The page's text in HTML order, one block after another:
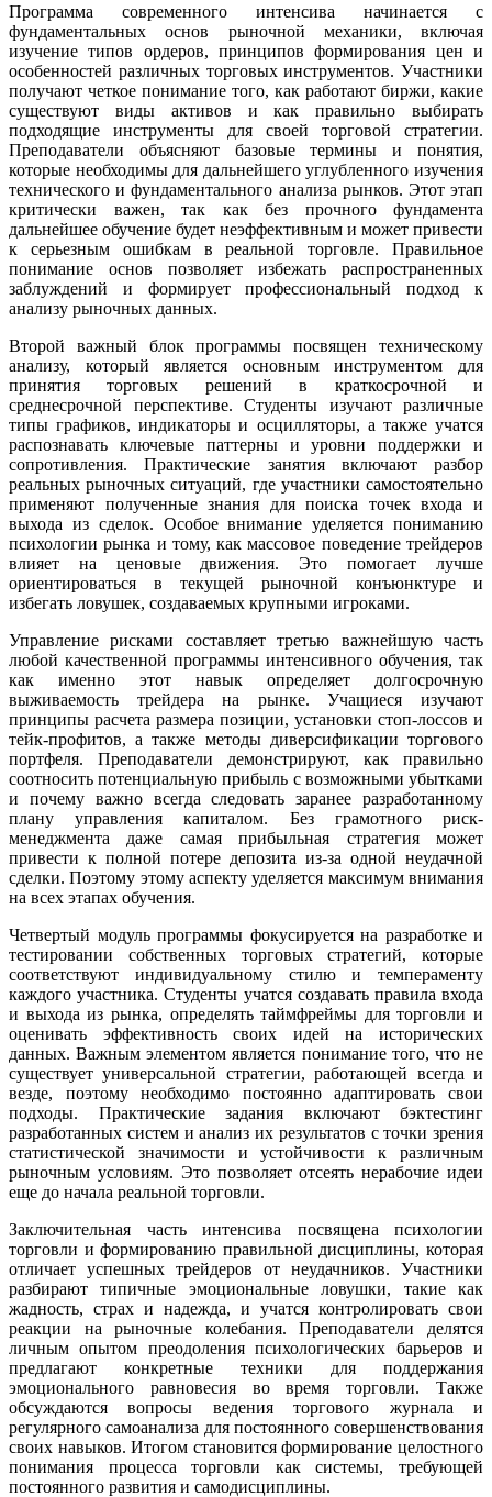
Программа современного интенсива начинается с
фундаментальных основ рыночной механики, включая
изучение типов ордеров, принципов формирования цен и
особенностей различных торговых инструментов. Участники
получают четкое понимание того, как работают биржи, какие
существуют виды активов и как правильно выбирать
подходящие инструменты для своей торговой стратегии.
Преподаватели объясняют базовые термины и понятия,
которые необходимы для дальнейшего углубленного изучения
технического и фундаментального анализа рынков. Этот этап
критически важен, так как без прочного фундамента
дальнейшее обучение будет неэффективным и может привести
к серьезным ошибкам в реальной торговле. Правильное
понимание основ позволяет избежать распространенных
заблуждений и формирует профессиональный подход к
анализу рыночных данных.
Второй важный блок программы посвящен техническому
анализу, который является основным инструментом для
принятия торговых решений в краткосрочной и
среднесрочной перспективе. Студенты изучают различные
типы графиков, индикаторы и осцилляторы, а также учатся
распознавать ключевые паттерны и уровни поддержки и
сопротивления. Практические занятия включают разбор
реальных рыночных ситуаций, где участники самостоятельно
применяют полученные знания для поиска точек входа и
выхода из сделок. Особое внимание уделяется пониманию
психологии рынка и тому, как массовое поведение трейдеров
влияет на ценовые движения. Это помогает лучше
ориентироваться в текущей рыночной конъюнктуре и
избегать ловушек, создаваемых крупными игроками.
Управление рисками составляет третью важнейшую часть
любой качественной программы интенсивного обучения, так
как именно этот навык определяет долгосрочную
выживаемость трейдера на рынке. Учащиеся изучают
принципы расчета размера позиции, установки стоп-лоссов и
тейк-профитов, а также методы диверсификации торгового
портфеля. Преподаватели демонстрируют, как правильно
соотносить потенциальную прибыль с возможными убытками
и почему важно всегда следовать заранее разработанному
плану управления капиталом. Без грамотного риск-
менеджмента даже самая прибыльная стратегия может
привести к полной потере депозита из-за одной неудачной
сделки. Поэтому этому аспекту уделяется максимум внимания
на всех этапах обучения.
Четвертый модуль программы фокусируется на разработке и
тестировании собственных торговых стратегий, которые
соответствуют индивидуальному стилю и темпераменту
каждого участника. Студенты учатся создавать правила входа
и выхода из рынка, определять таймфреймы для торговли и
оценивать эффективность своих идей на исторических
данных. Важным элементом является понимание того, что не
существует универсальной стратегии, работающей всегда и
везде, поэтому необходимо постоянно адаптировать свои
подходы. Практические задания включают бэктестинг
разработанных систем и анализ их результатов с точки зрения
статистической значимости и устойчивости к различным
рыночным условиям. Это позволяет отсеять нерабочие идеи
еще до начала реальной торговли.
Заключительная часть интенсива посвящена психологии
торговли и формированию правильной дисциплины, которая
отличает успешных трейдеров от неудачников. Участники
разбирают типичные эмоциональные ловушки, такие как
жадность, страх и надежда, и учатся контролировать свои
реакции на рыночные колебания. Преподаватели делятся
личным опытом преодоления психологических барьеров и
предлагают конкретные техники для поддержания
эмоционального равновесия во время торговли. Также
обсуждаются вопросы ведения торгового журнала и
регулярного самоанализа для постоянного совершенствования
своих навыков. Итогом становится формирование целостного
понимания процесса торговли как системы, требующей
постоянного развития и самодисциплины.